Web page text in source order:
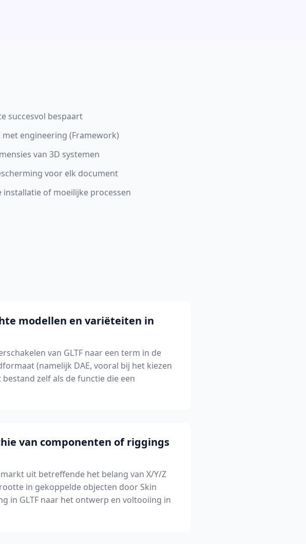
succesvol bespaart
engineering (Framework)
van 3D systemen
voor elk document
of moeilijke processen
modellen en variëteiten in
van GLTF naar een term in de
(namelijk DAE, vooral bij het kiezen
zelf als de functie die een
van componenten of riggings
uit betreffende het belang van X/Y/Z
in gekoppelde objecten door Skin
in GLTF naar het ontwerp en voltooiing in